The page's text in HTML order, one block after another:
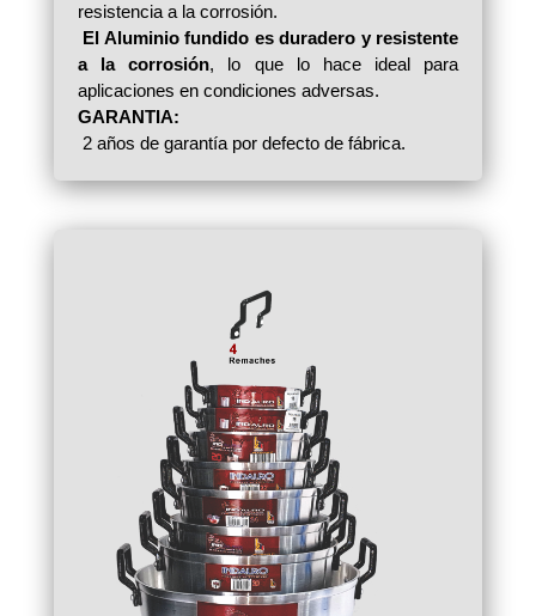
resistencia a la corrosión.
El Aluminio fundido es duradero y resistente
a la corrosión, lo que lo hace ideal para
aplicaciones en condiciones adversas.
GARANTIA:
2 años de garantía por defecto de fábrica.